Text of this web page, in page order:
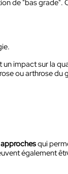
de "bas grade".
impact sur la
ou arthrose du
qui
également